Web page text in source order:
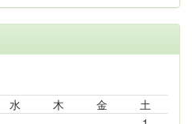
水 木 金
土